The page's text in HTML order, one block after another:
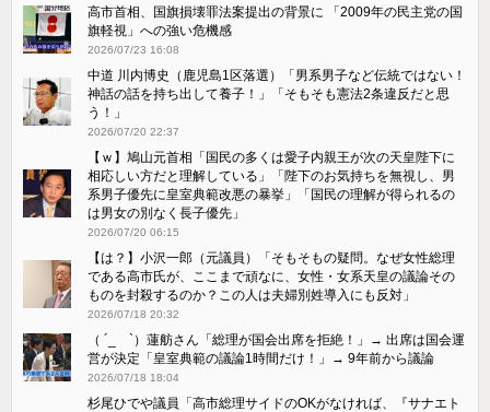
高市首相、国旗損壊罪法案提出の背景に 「2009年の民主党の国
旗軽視」への強い危機感
2026/07/23 16:08
中道 川内博史（鹿児島1区落選）「男系男子など伝統ではない！
神話の話を持ち出して養子！」「そもそも憲法2条違反だと思
う！」
2026/07/20 22:37
【ｗ】鳩山元首相「国民の多くは愛子内親王が次の天皇陛下に
相応しい方だと理解している」「陛下のお気持ちを無視し、男
系男子優先に皇室典範改悪の暴挙」「国民の理解が得られるの
は男女の別なく長子優先」
2026/07/20 06:15
【は？】小沢一郎（元議員）「そもそもの疑問。なぜ女性総理
である高市氏が、ここまで頑なに、女性・女系天皇の議論その
ものを封殺するのか？この人は夫婦別姓導入にも反対」
2026/07/18 20:32
（ ´_ゝ`）蓮舫さん「総理が国会出席を拒絶！」→ 出席は国会運
営が決定「皇室典範の議論1時間だけ！」→ 9年前から議論
2026/07/18 18:04
杉尾ひでや議員「高市総理サイドのOKがなければ、『サナエト